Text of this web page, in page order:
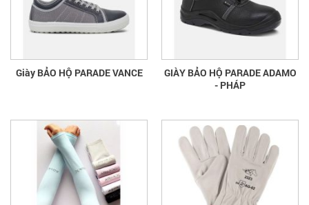
Giày BẢO HỘ PARADE VANCE
GIÀY BẢO HỘ PARADE ADAMO
- PHÁP